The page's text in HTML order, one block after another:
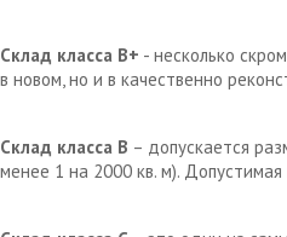
Склад класса В+ - несколько
в новом, но и в качественно
Склад класса В – допускается
менее 1 на 2000 кв. м).